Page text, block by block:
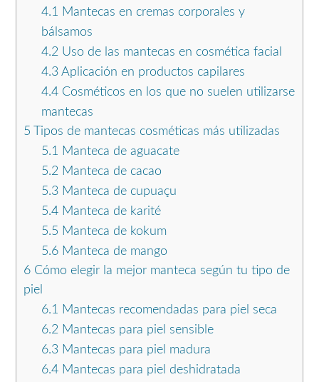
4.1 Mantecas en cremas corporales y
bálsamos
4.2Uso de las mantecas en cosmética facial
4.3Aplicación en productos capilares
4.4Cosméticos en los que no suelen utilizarse
mantecas
5 Tipos de mantecas cosméticas más utilizadas
5.1 Manteca de aguacate
5.2Manteca de cacao
5.3Manteca de cupuaçu
5.4Manteca de karité
5.5 Manteca de kokum
5.6Manteca de mango
6 Cómo elegir la mejor manteca según tu tipo de
piel
6.1 Mantecas recomendadas para piel seca
6.2Mantecas para piel sensible
6.3Mantecas para piel madura
6.4Mantecas para piel deshidratada